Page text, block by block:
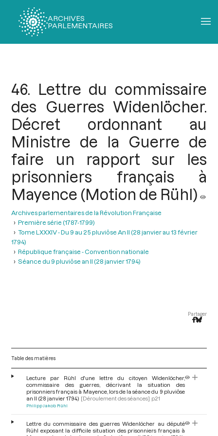
ARCHIVES
PARLEMENTAIRES
46. Lettre du commissaire
des Guerres Widenlöcher.
Décret ordonnant au
Ministre de la Guerre de
faire un rapport sur les
prisonniers français à
Mayence (Motion de Rühl)
Archives parlementaires de la Révolution Française
Première série (1787-1799)
Tome LXXXIV - Du 9 au 25 pluviôse An II (28 janvier au 13 février
1794)
République française - Convention nationale
Séance du 9 pluviôse an II (28 janvier 1794)
Partager
Table des matières
Lecture par Rühl d'une lettre du citoyen Widenlöcher,
commissaire des guerres, décrivant la situation des
prisonniers français à Mayence, lors de la séance du 9 pluviôse
an II (28 janvier 1794) [Déroulement des séances] p.21
Philipp Jakob Rühl
Lettre du commissaire des guerres Widenlöcher au député
Rühl exposant la difficile situation des prisonniers français à